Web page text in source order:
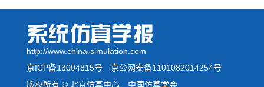
http://www.china-simulation.com
京ICP备13004815号 京公网安备1101082014254号
版权所有 © 北京仿真中心 中国仿真学会